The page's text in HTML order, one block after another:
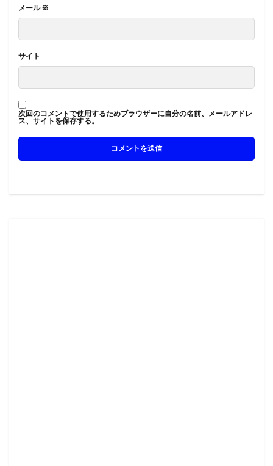
メール※
サイト
次回のコメントで使用するためブラウザーに自分の名前、メールアドレ
ス、サイトを保存する。